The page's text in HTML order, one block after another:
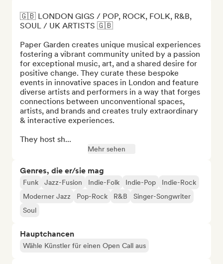
🇬🇧 LONDON GIGS / POP, ROCK, FOLK, R&B,
SOUL / UK ARTISTS 🇬🇧
Paper Garden creates unique musical experiences
fostering a vibrant community united by a passion
for exceptional music, art, and a shared desire for
positive change. They curate these bespoke
events in innovative spaces in London and feature
diverse artists and performers in a way that forges
connections between unconventional spaces,
artists, and brands and creates truly extraordinary
& interactive experiences.
They host sh...
Mehr sehen
Genres, die er/sie mag
Funk Jazz-Fusion Indie-Folk Indie-Pop
Indie-Rock
Moderner Jazz
Pop-Rock R&B
Singer-Songwriter
Soul
Hauptchancen
Wähle Künstler für einen Open Call aus